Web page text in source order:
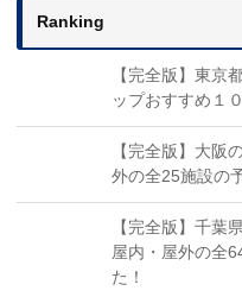
Ranking
【完全版】東京
ップおすすめ１
【完全版】大阪
外の全25施設の
【完全版】千葉
屋内・屋外の全
た！